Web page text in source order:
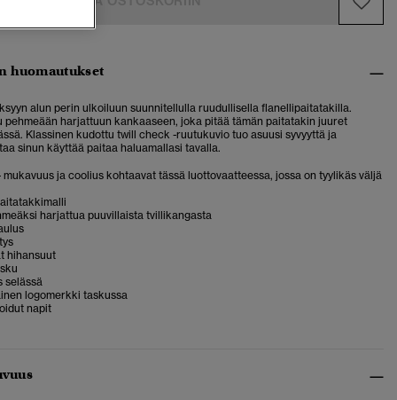
huomautukset
alun perin ulkoiluun suunnitellulla ruudullisella flanellipaitatakilla.
pehmeään harjattuun kankaaseen, joka pitää tämän paitatakin juuret
Klassinen kudottu twill check -ruutukuvio tuo asuusi syvyyttä ja
sinun käyttää paitaa haluamallasi tavalla.
mukavuus ja coolius kohtaavat tässä luottovaatteessa, jossa on tyylikäs väljä
harjattua puuvillaista tvillikangasta
hihansuut
selässä
logomerkki taskussa
napit